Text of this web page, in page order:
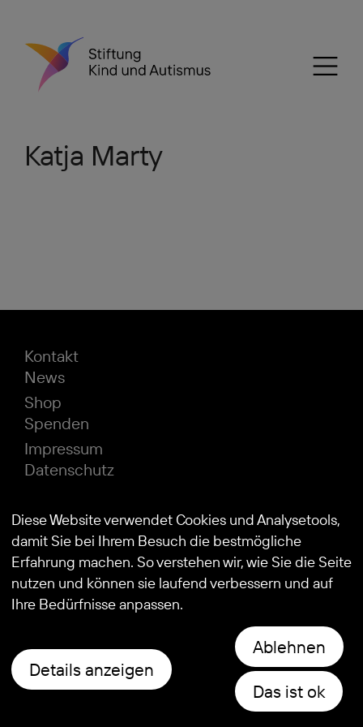
Katja Marty
© 2026Stiftung Kind und Autismus
Kontakt
News
Shop
Spenden
Impressum
Datenschutz
Diese Website verwendet Cookies und Analysetools,
damit Sie bei Ihrem Besuch die bestmögliche
Erfahrung machen. So verstehen wir, wie Sie die Seite
nutzen und können sie laufend verbessern und auf
Ihre Bedürfnisse anpassen.
Details anzeigen
Ablehnen
Das ist ok